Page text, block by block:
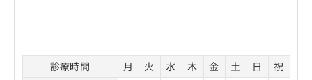
診療時間 月 火 水 木 金 土 日
祝